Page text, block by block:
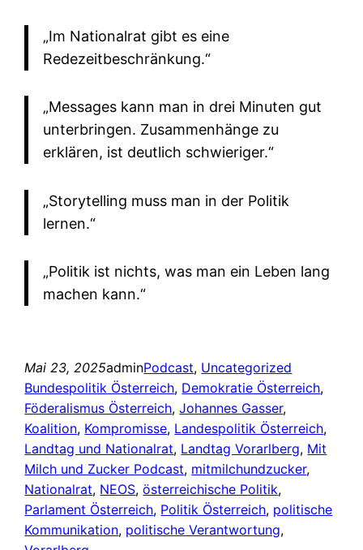
„Im Nationalrat gibt es eine
Redezeitbeschränkung.“
„Messages kann man in drei Minuten gut
unterbringen. Zusammenhänge zu
erklären, ist deutlich schwieriger.“
„Storytelling muss man in der Politik
lernen.“
„Politik ist nichts, was man ein Leben lang
machen kann.“
Mai 23, 2025adminPodcast, Uncategorized
Bundespolitik Österreich, Demokratie Österreich
Föderalismus Österreich, Johannes Gasser
Koalition, Kompromisse, Landespolitik Österreich
Landtag und Nationalrat, Landtag Vorarlberg, Mit
Milch und Zucker Podcast, mitmilchundzucker
Nationalrat, NEOS, österreichische Politik
Parlament Österreich, Politik Österreich, politische
Kommunikation, politische Verantwortung